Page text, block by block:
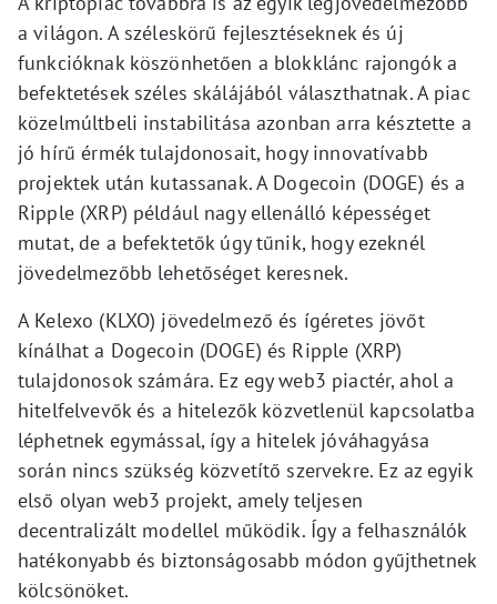
a világon. A széleskörű fejlesztéseknek és új
funkcióknak köszönhetően a blokklánc rajongók a
befektetések széles skálájából választhatnak. A piac
közelmúltbeli instabilitása azonban arra késztette a
jó hírű érmék tulajdonosait, hogy innovatívabb
projektek után kutassanak. A Dogecoin (DOGE) és a
Ripple (XRP) például nagy ellenálló képességet
mutat, de a befektetők úgy tűnik, hogy ezeknél
jövedelmezőbb lehetőséget keresnek.
A Kelexo (KLXO) jövedelmező és ígéretes jövőt
kínálhat a Dogecoin (DOGE) és Ripple (XRP)
tulajdonosok számára. Ez egy web3 piactér, ahol a
hitelfelvevők és a hitelezők közvetlenül kapcsolatba
léphetnek egymással, így a hitelek jóváhagyása
során nincs szükség közvetítő szervekre. Ez az egyik
első olyan web3 projekt, amely teljesen
decentralizált modellel működik. Így a felhasználók
hatékonyabb és biztonságosabb módon gyűjthetnek
kölcsönöket.